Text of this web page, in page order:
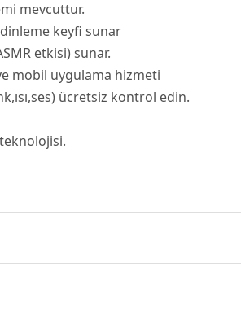
mevcuttur.
keyfi sunar
etkisi) sunar.
mobil uygulama hizmeti
ücretsiz kontrol edin.